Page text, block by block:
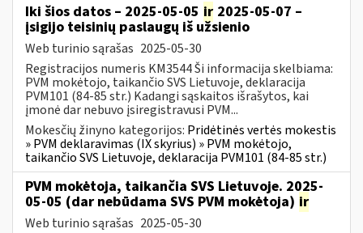
Iki šios datos – 2025-05-05 ir 2025-05-07 –
įsigijo teisinių paslaugų iš užsienio
Web turinio sąrašas 2025-05-30
Registracijos numeris KM3544 Ši informacija skelbiama:
PVM mokėtojo, taikančio SVS Lietuvoje, deklaracija
PVM101 (84-85 str.) Kadangi sąskaitos išrašytos, kai
įmonė dar nebuvo įsiregistravusi PVM...
Mokesčių žinyno kategorijos: Pridėtinės vertės mokestis
» PVM deklaravimas (IX skyrius) » PVM mokėtojo,
taikančio SVS Lietuvoje, deklaracija PVM101 (84-85 str.)
PVM mokėtoja, taikančia SVS Lietuvoje. 2025-
05-05 (dar nebūdama SVS PVM mokėtoja) ir
Web turinio sąrašas 2025-05-30